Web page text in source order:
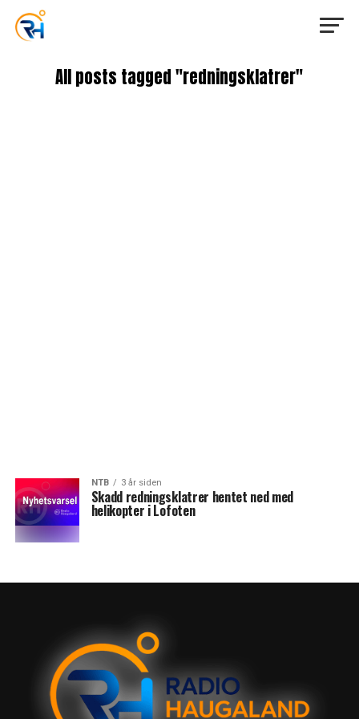
All posts tagged "redningsklatrer"
NTB 3 år siden
Skadd redningsklatrer hentet ned med
helikopter i Lofoten